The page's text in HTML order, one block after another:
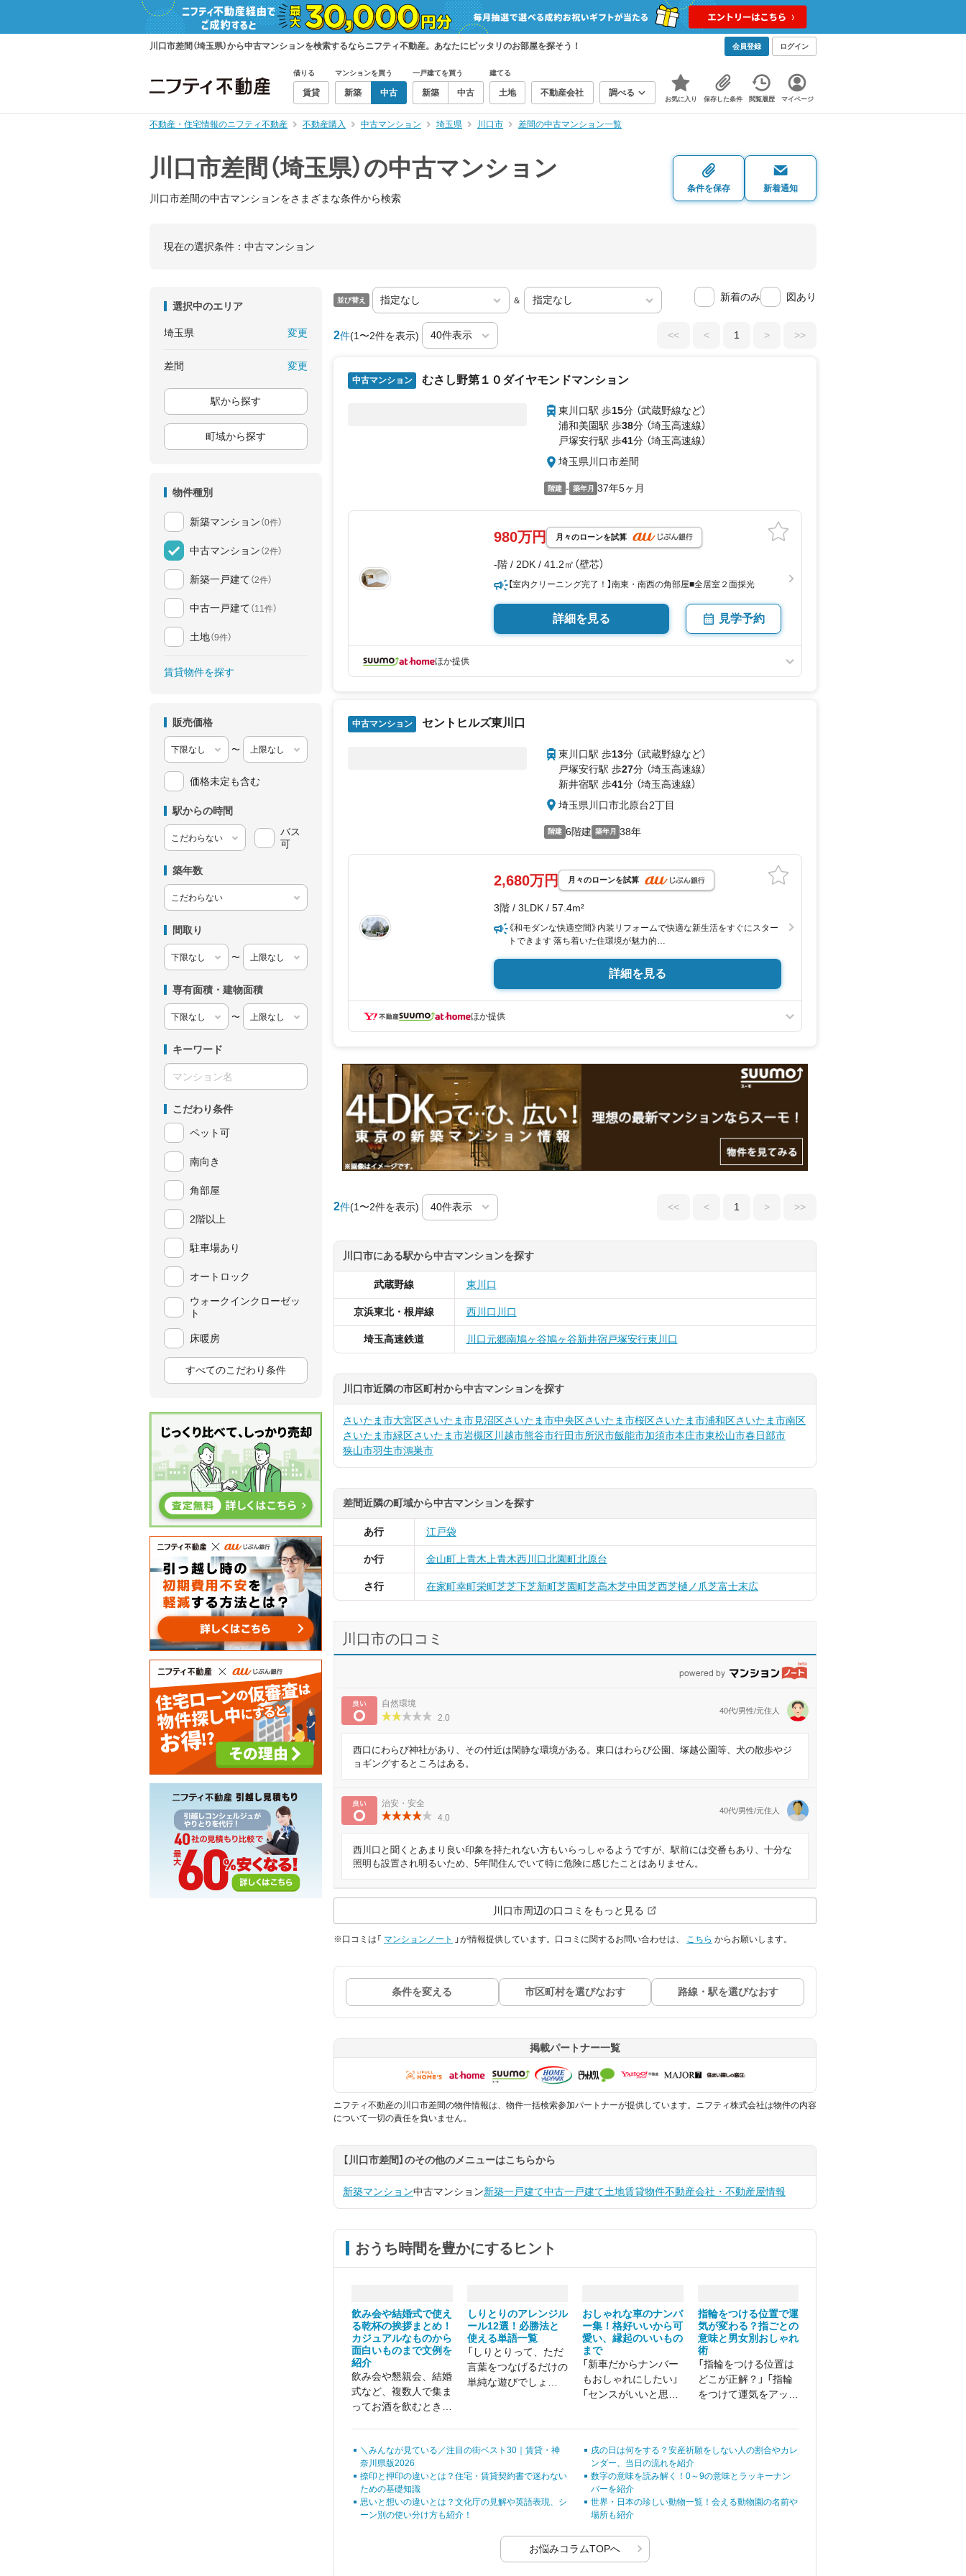
川口市差間（埼玉県）から中古マンションを検索するならニフティ不動産。あなたにピッタリのお部屋を探そう！ 会員登録 ログイン
借りる
賃貸
マンションを買う
新築 中古
一戸建てを買う
新築 中古
建てる
土地 不動産会社 調べる
お気に入り 保存した条件 閲覧履歴 マイページ
不動産・住宅情報のニフティ不動産 不動産購入 中古マンション 埼玉県 川口市 差間の中古マンション一覧
川口市差間（埼玉県）の中古マンション
川口市差間の中古マンションをさまざまな条件から検索
条件を保存 新着通知
現在の選択条件： 中古マンション
選択中のエリア
埼玉県 変更
差間 変更
駅から探す
町域から探す
物件種別
新築マンション （0件）
中古マンション （2件）
新築一戸建て （2件）
中古一戸建て （11件）
土地（9件）
賃貸物件を探す
販売価格
〜
価格未定も含む
駅からの時間
バス
可
築年数
間取り
〜
専有面積・建物面積
〜
キーワード
こだわり条件
ペット可
南向き
角部屋
2階以上
駐車場あり
オートロック
ウォークインクローゼッ
ト
床暖房
すべてのこだわり条件
並び替え ＆ 新着のみ 図あり
2件(1〜2件を表示) << < 1 > >>
中古マンション むさし野第１０ダイヤモンドマンション
東川口駅 歩15分 （武蔵野線など）
浦和美園駅 歩38分 （埼玉高速線）
戸塚安行駅 歩41分 （埼玉高速線）
埼玉県川口市差間
階建 - 築年月 37年5ヶ月
980万円 月々のローンを試算
-階 / 2DK / 41.2㎡（壁芯）
【室内クリーニング完了！】南東・南西の角部屋■全居室２面採光
詳細を見る 見学予約
ほか提供
中古マンション セントヒルズ東川口
東川口駅 歩13分 （武蔵野線など）
戸塚安行駅 歩27分 （埼玉高速線）
新井宿駅 歩41分 （埼玉高速線）
埼玉県川口市北原台2丁目
階建 6階建 築年月 38年
2,680万円 月々のローンを試算
3階 / 3LDK / 57.4m²
《和モダンな快適空間》内装リフォームで快適な新生活をすぐにスター
トできます 落ち着いた住環境が魅力的
●JR武蔵野線・埼玉高速鉄道「東川口」駅まで徒歩20分
●会話が弾む対面式システムキッチン
資料請求・ローン相談大歓迎。見学時の無料送迎やオンライン見学も
承っております。
現地を見学される場合は「室内・現地を見学する（無料）」ボタンよりご
希望の日時をご記入いただけますとスムーズにご案内が可能です。
お待ち合わせ場所もお気軽にご相談ください！
資料請求または見学予約からご成約でPaypayポイントGET！
詳細を見る
ほか提供
2件(1〜2件を表示) << < 1 > >>
川口市にある駅から中古マンションを探す
武蔵野線 東川口
京浜東北・根岸線 西川口 川口
埼玉高速鉄道 川口元郷南鳩ヶ谷鳩ヶ谷新井宿戸塚安行東川口
川口市近隣の市区町村から中古マンションを探す
さいたま市大宮区さいたま市見沼区さいたま市中央区さいたま市桜区さいたま市浦和区さいたま市南区
さいたま市緑区さいたま市岩槻区川越市熊谷市行田市所沢市飯能市加須市本庄市東松山市春日部市
狭山市羽生市鴻巣市
差間近隣の町域から中古マンションを探す
あ行 江戸袋
か行 金山町上青木 上青木西川口北園町北原台
さ行 在家町幸町栄町芝芝下芝新町芝園町芝高木芝中田芝西芝樋ノ爪芝富士末広
川口市の口コミ
良い
自然環境
2.0
40代/男性/元住人
西口にわらび神社があり、その付近は閑静な環境がある。東口はわらび公園、塚越公園等、犬の散歩やジ
ョギングするところはある。
良い
治安・安全
4.0
40代/男性/元住人
西川口と聞くとあまり良い印象を持たれない方もいらっしゃるようですが、駅前には交番もあり、十分な
照明も設置され明るいため、5年間住んでいて特に危険に感じたことはありません。
川口市周辺の口コミをもっと見る
※口コミは「 マンションノート 」が情報提供しています。口コミに関するお問い合わせは、 こちら からお願いします。
条件を変える 市区町村を選びなおす 路線・駅を選びなおす
掲載パートナー一覧
ニフティ不動産の川口市差間の物件情報は、物件一括検索参加パートナーが提供しています。ニフティ株式会社は物件の内容
について一切の責任を負いません。
【川口市差間】のその他のメニューはこちらから
新築マンション中古マンション新築一戸建て中古一戸建て土地賃貸物件不動産会社・不動産屋情報
おうち時間を豊かにするヒント
飲み会や結婚式で使え
る乾杯の挨拶まとめ！
カジュアルなものから
面白いものまで文例を
紹介
飲み会や懇親会、結婚
式など、複数人で集ま
ってお酒を飲むときに
しりとりのアレンジル
ール12選！必勝法と
使える単語一覧
「しりとりって、ただ
言葉をつなげるだけの
単純な遊びでしょ
は簡単ですが、アレン
などの工夫次第で、し
りとりはもっと楽しく
おしゃれな車のナンバ
ー集！格好いいから可
愛い、縁起のいいもの
まで
「新車だからナンバー
もおしゃれにしたい」
「センスがいいと思わ
指輪をつける位置で運
気が変わる？指ごとの
意味と男女別おしゃれ
術
「指輪をつける位置は
どこが正解？」 「指輪
をつけて運気をアップ
＼みんなが見ている／注目の街ベスト30｜賃貸・神
奈川県版2026
戌の日は何をする？安産祈願をしない人の割合やカレ
ンダー、当日の流れを紹介
捺印と押印の違いとは？住宅・賃貸契約書で迷わない
ための基礎知識
数字の意味を読み解く！0～9の意味とラッキーナン
バーを紹介
思いと想いの違いとは？文化庁の見解や英語表現、シ
ーン別の使い分け方も紹介！
世界・日本の珍しい動物一覧！会える動物園の名前や
場所も紹介
お悩みコラムTOPへ